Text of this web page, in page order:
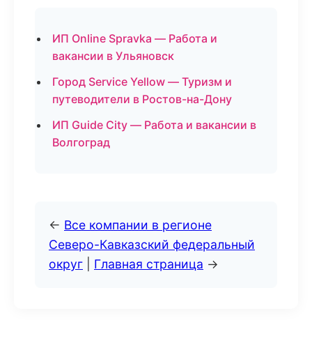
ИП Online Spravka — Работа и
вакансии в Ульяновск
Город Service Yellow — Туризм и
путеводители в Ростов-на-Дону
ИП Guide City — Работа и вакансии в
Волгоград
← Все компании в регионе
Северо-Кавказский федеральный
округ
Главная страница →